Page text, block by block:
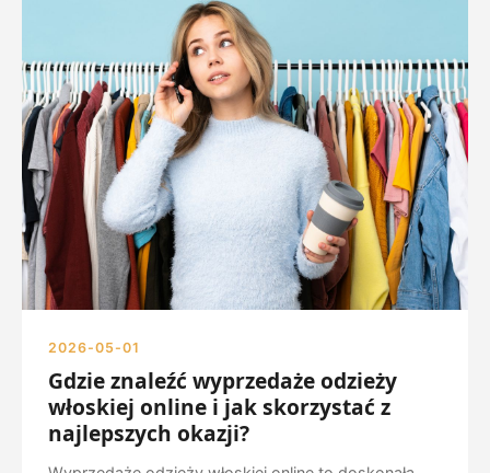
2026-05-01
Gdzie znaleźć wyprzedaże odzieży
włoskiej online i jak skorzystać z
najlepszych okazji?